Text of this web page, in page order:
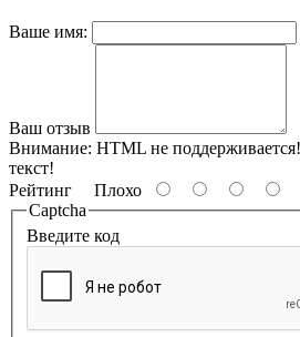
Ваше имя:
Ваш отзыв
Внимание: HTML не
текст!
Рейтинг Плохо
Captcha
Введите код